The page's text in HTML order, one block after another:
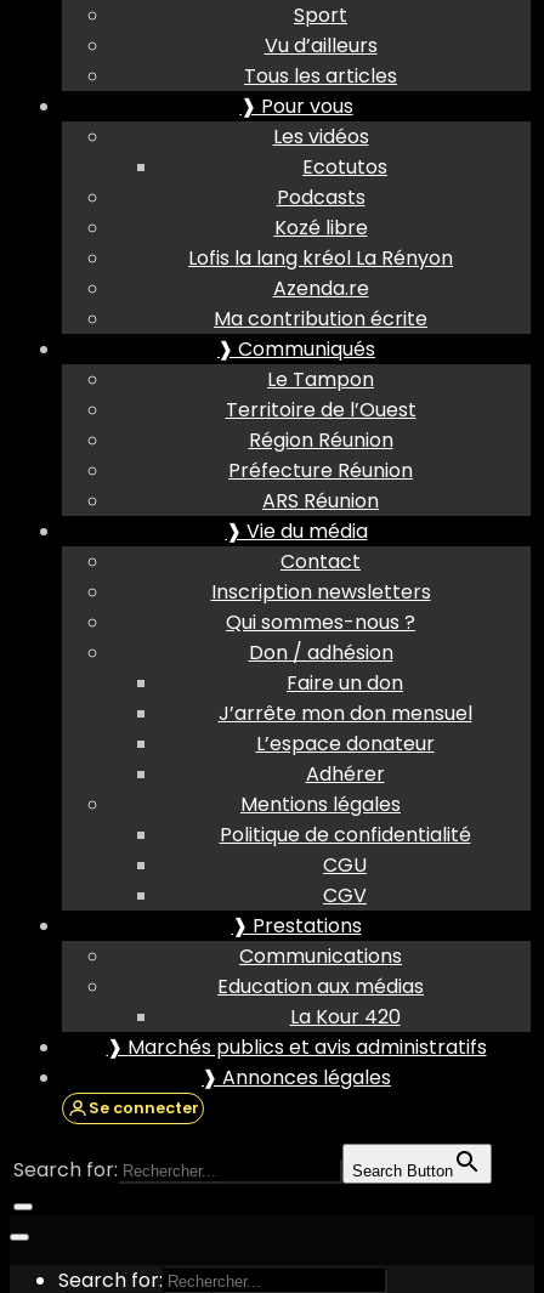
Sport
Vu d’ailleurs
Tous les articles
❱ Pour vous
Les vidéos
Ecotutos
Podcasts
Kozé libre
Lofis la lang kréol La Rényon
Azenda.re
Ma contribution écrite
❱ Communiqués
Le Tampon
Territoire de l’Ouest
Région Réunion
Préfecture Réunion
ARS Réunion
❱ Vie du média
Contact
Inscription newsletters
Qui sommes-nous ?
Don / adhésion
Faire un don
J’arrête mon don mensuel
L’espace donateur
Adhérer
Mentions légales
Politique de confidentialité
CGU
CGV
❱ Prestations
Communications
Education aux médias
La Kour 420
❱ Marchés publics et avis administratifs
❱ Annonces légales
Se connecter
Search for: Search Button
Search for: